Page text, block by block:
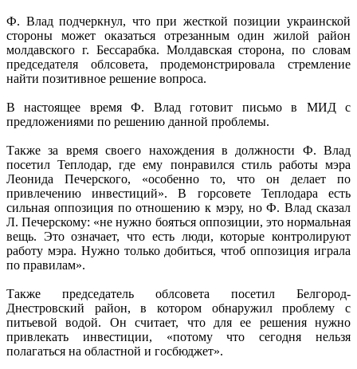
Ф. Влад подчеркнул, что при жесткой позиции украинской
стороны может оказаться отрезанным один жилой район
молдавского г. Бессарабка. Молдавская сторона, по словам
председателя облсовета, продемонстрировала стремление
найти позитивное решение вопроса.
В настоящее время Ф. Влад готовит письмо в МИД с
предложениями по решению данной проблемы.
Также за время своего нахождения в должности Ф. Влад
посетил Теплодар, где ему понравился стиль работы мэра
Леонида Печерского, «особенно то, что он делает по
привлечению инвестиций». В горсовете Теплодара есть
сильная оппозиция по отношению к мэру, но Ф. Влад сказал
Л. Печерскому: «не нужно бояться оппозиции, это нормальная
вещь. Это означает, что есть люди, которые контролируют
работу мэра. Нужно только добиться, чтоб оппозиция играла
по правилам».
Также председатель облсовета посетил Белгород-
Днестровский район, в котором обнаружил проблему с
питьевой водой. Он считает, что для ее решения нужно
привлекать инвестиции, «потому что сегодня нельзя
полагаться на областной и госбюджет».